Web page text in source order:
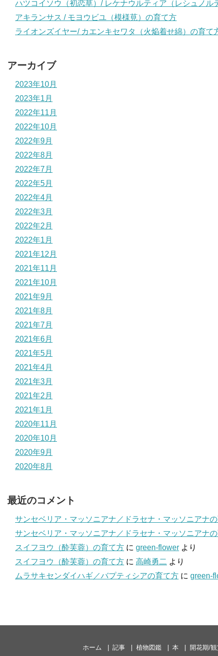
ハツコイソウ（初恋草）/ レケナウルティア（レシュノル
アキランサス / モヨウビユ（模様莧）の育て方
ライオンズイヤー/ カエンキセワタ（火焔着せ綿）の育て
アーカイブ
2023年10月
2023年1月
2022年11月
2022年10月
2022年9月
2022年8月
2022年7月
2022年5月
2022年4月
2022年3月
2022年2月
2022年1月
2021年12月
2021年11月
2021年10月
2021年9月
2021年8月
2021年7月
2021年6月
2021年5月
2021年4月
2021年3月
2021年2月
2021年1月
2020年11月
2020年10月
2020年9月
2020年8月
最近のコメント
サンセベリア・マッソニアナ／ドラセナ・マッソニアナ
サンセベリア・マッソニアナ／ドラセナ・マッソニアナ
スイフヨウ（酔芙蓉）の育て方 に green-flower より
スイフヨウ（酔芙蓉）の育て方 に 高崎勇二 より
ムラサキセンダイハギ／バプティシアの育て方 に green-
ホーム 記事 植物図鑑 本
開花期/